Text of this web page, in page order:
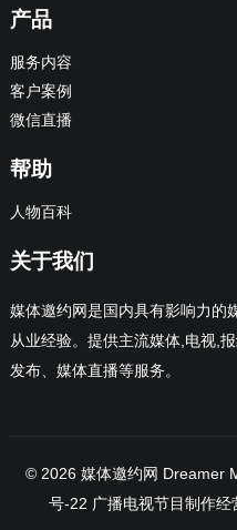
产品
服务内容
客户案例
微信直播
帮助
人物百科
关于我们
媒体邀约网是国内具有影响力的
从业经验。提供主流媒体,电视,
发布、媒体直播等服务。
© 2026 媒体邀约网 Dreamer
号-22 广播电视节目制作